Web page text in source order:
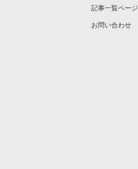
記事一覧ページ
お問い合わせ